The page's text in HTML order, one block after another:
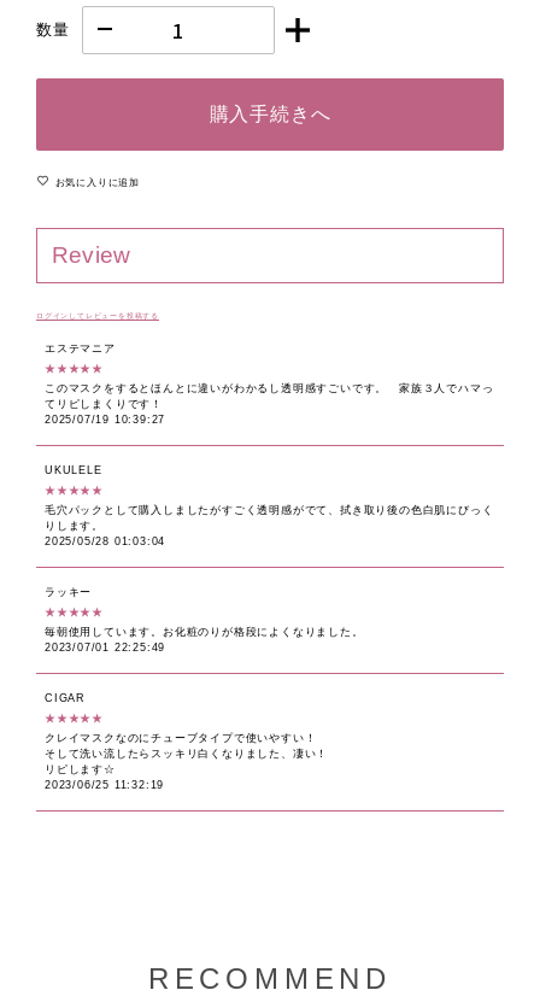
数量
購入手続きへ
お気に入りに追加
Review
ログインしてレビューを投稿する
エステマニア
★★★★★
このマスクをするとほんとに違いがわかるし透明感すごいです。 家族３人でハマっ
てリピしまくりです！
2025/07/19 10:39:27
UKULELE
★★★★★
毛穴パックとして購入しましたがすごく透明感がでて、拭き取り後の色白肌にびっく
りします。
2025/05/28 01:03:04
ラッキー
★★★★★
毎朝使用しています。お化粧のりが格段によくなりました。
2023/07/01 22:25:49
CIGAR
★★★★★
クレイマスクなのにチューブタイプで使いやすい！
そして洗い流したらスッキリ白くなりました、凄い！
リピします☆
2023/06/25 11:32:19
RECOMMEND